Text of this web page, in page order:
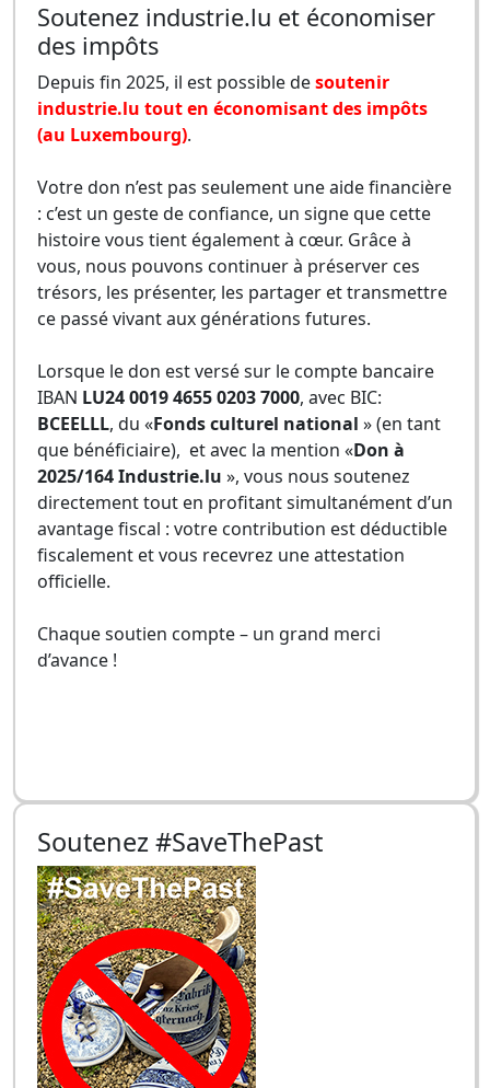
Soutenez industrie.lu et économiser
des impôts
Depuis fin 2025, il est possible desoutenir
industrie.lu tout en économisant des impôts
(au Luxembourg).
Votre don n’est pas seulement une aide financière
: c’est un geste de confiance, un signe que cette
histoire vous tient également à cœur. Grâce à
vous, nous pouvons continuer à préserver ces
trésors, les présenter, les partager et transmettre
ce passé vivant aux générations futures.
Lorsque le don est versé sur le compte bancaire
IBAN LU24 0019 4655 0203 7000, avec BIC:
BCEELLL, du «Fonds culturel national » (en tant
que bénéficiaire), et avec la mention «Don à
2025/164 Industrie.lu », vous nous soutenez
directement tout en profitant simultanément d’un
avantage fiscal : votre contribution est déductible
fiscalement et vous recevrez une attestation
officielle.
Chaque soutien compte – un grand merci
d’avance !
Soutenez #SaveThePast